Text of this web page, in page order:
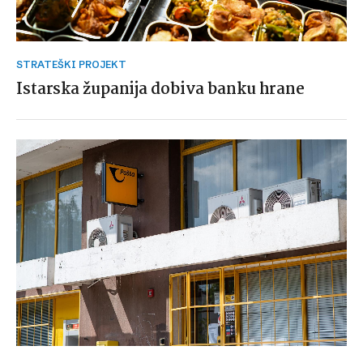
STRATEŠKI PROJEKT
Istarska županija dobiva banku hrane